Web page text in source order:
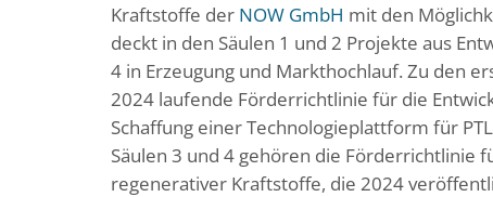
Kraftstoffe der NOW GmbH mit den
deckt in den Säulen 1 und 2 Projekte aus
4 in Erzeugung und Markthochlauf. Zu den
2024 laufende Förderrichtlinie für die
Schaffung einer Technologieplattform für
Säulen 3 und 4 gehören die Förderrichtlinie
regenerativer Kraftstoffe, die 2024